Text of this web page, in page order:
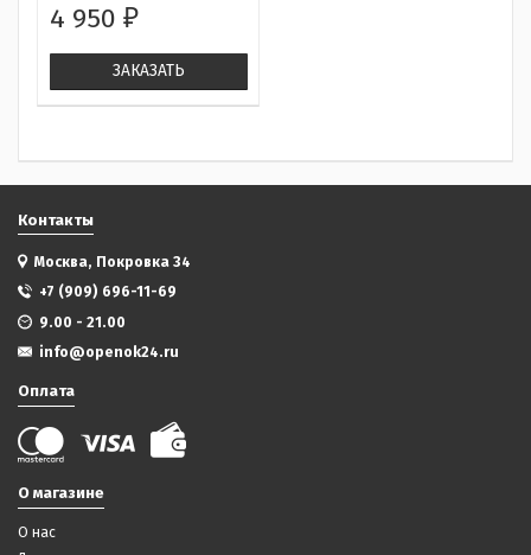
4 950 ₽
ЗАКАЗАТЬ
Контакты
Москва, Покровка 34
+7 (909) 696-11-69
9.00 - 21.00
info@openok24.ru
Оплата
О магазине
О нас